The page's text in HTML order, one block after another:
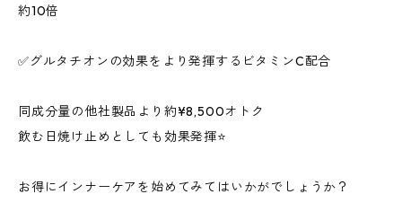
約10倍
✅グルタチオンの効果をより発揮するビタミンC配合
同成分量の他社製品より約¥8,500オトク
飲む日焼け止めとしても効果発揮⭐
お得にインナーケアを始めてみてはいかがでしょうか？